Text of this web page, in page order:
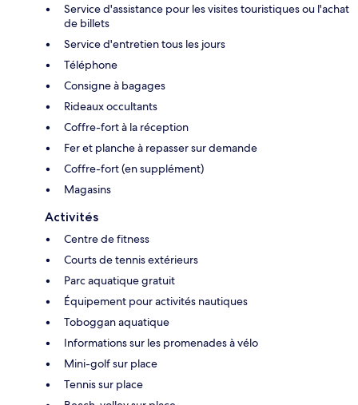
Service d'assistance pour les visites touristiques ou l'achat
de billets
Service d'entretien tous les jours
Téléphone
Consigne à bagages
Rideaux occultants
Coffre-fort à la réception
Fer et planche à repasser sur demande
Coffre-fort (en supplément)
Magasins
Activités
Centre de fitness
Courts de tennis extérieurs
Parc aquatique gratuit
Équipement pour activités nautiques
Toboggan aquatique
Informations sur les promenades à vélo
Mini-golf sur place
Tennis sur place